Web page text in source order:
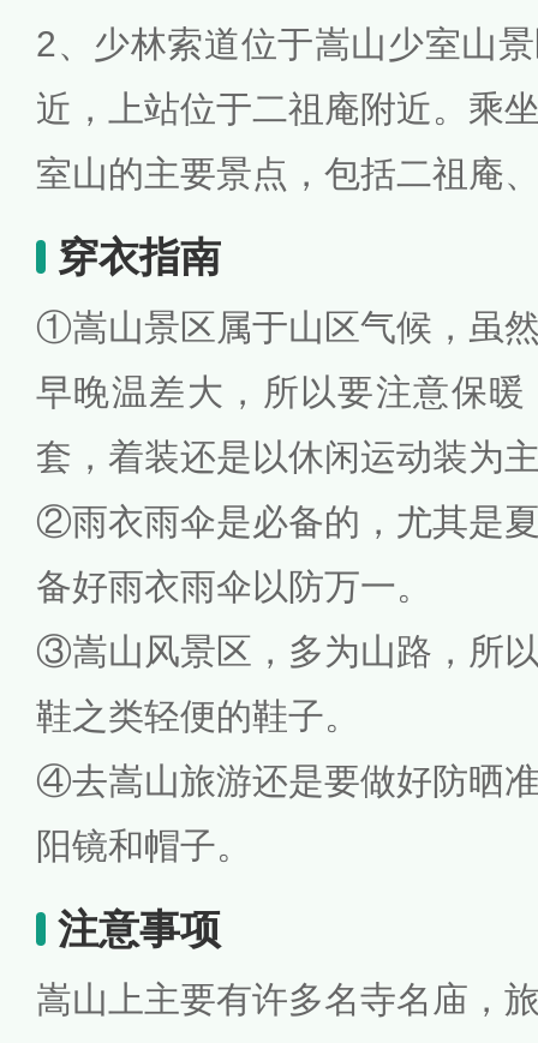
2、少林索道位于嵩山少室山
近，上站位于二祖庵附近。乘
室山的主要景点，包括二祖庵
穿衣指南
①嵩山景区属于山区气候，虽
早晚温差大，所以要注意保
套，着装还是以休闲运动装为
②雨衣雨伞是必备的，尤其是
备好雨衣雨伞以防万一。
③嵩山风景区，多为山路，所
鞋之类轻便的鞋子。
④去嵩山旅游还是要做好防晒
阳镜和帽子。
注意事项
嵩山上主要有许多名寺名庙，